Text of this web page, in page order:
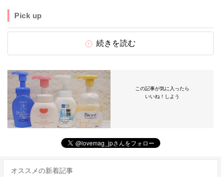
Pick up
続きを読む
この記事が気に入ったら
いいね！しよう
オススメの新着記事